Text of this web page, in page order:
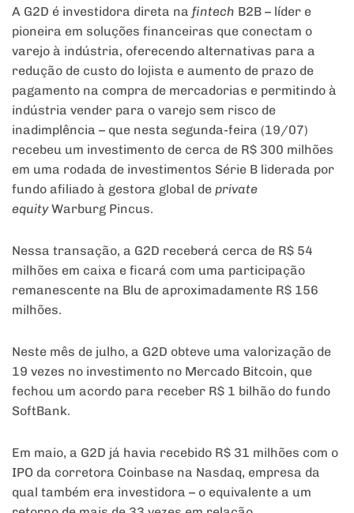
A G2D é investidora direta na fintech B2B – líder e
pioneira em soluções financeiras que conectam o
varejo à indústria, oferecendo alternativas para a
redução de custo do lojista e aumento de prazo de
pagamento na compra de mercadorias e permitindo à
indústria vender para o varejo sem risco de
inadimplência – que nesta segunda-feira (19/07)
recebeu um investimento de cerca de R$ 300 milhões
em uma rodada de investimentos Série B liderada por
fundo afiliado à gestora global de private
equityWarburg Pincus.
Nessa transação, a G2D receberá cerca de R$ 54
milhões em caixa e ficará com uma participação
remanescente na Blu de aproximadamente R$ 156
milhões.
Neste mês de julho, a G2D obteve uma valorização de
19 vezes no investimento no Mercado Bitcoin, que
fechou um acordo para receber R$ 1 bilhão do fundo
SoftBank.
Em maio, a G2D já havia recebido R$ 31 milhões com o
IPO da corretora Coinbase na Nasdaq, empresa da
qual também era investidora – o equivalente a um